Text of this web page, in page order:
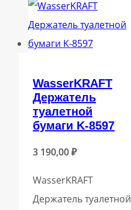
WasserKRAFT
Держатель
туалетной
бумаги K-8597
3 190,00₽
WasserKRAFT
Держатель туалетной